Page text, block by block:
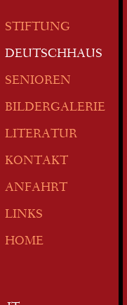
STIFTUNG
DEUTSCHHAUS
SENIOREN
BILDERGALERIE
LITERATUR
KONTAKT
ANFAHRT
LINKS
HOME